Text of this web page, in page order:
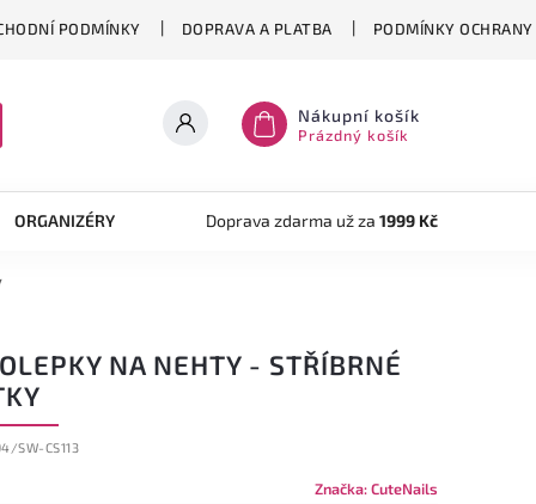
PODMÍNKY DOPRAVA A PLATBA PODMÍNKY
Nákupní košík
Prázdný košík
ORGANIZÉRY TVOŘENÍ AKRYLOVÝ SYSTÉM
Doprava zdarma už za 1999 Kč
NA NEHTY - STŘÍBRNÉ
SW-CS113
Značka:CuteNails